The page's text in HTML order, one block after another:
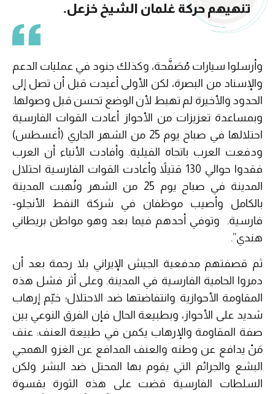
تنهيهم حركة غلمان الشيخ خزعل.
وأرسلوا سيارات مُصَفَّحة، وكذلك جنود في عمليات الدعم
والإسناد من البصرة، لكن الأولى أعيدت قبل أن تصل إلى
الحدود والأخيرة لم تهبط لأن الوضع تحسن قبل وصولها.
وبمساعدة تعزيزات من الأحواز أعادت القوات الفارسية
احتلالها في صباح يوم 25 من الشهر الجاري (أغسطس)
ودفعت العرب باتجاه الفيلية. وأفادت الأنباء أن العرب
فقدوا حوالي 130 قتيلاً وأعادت القوات الفارسية احتلال
المدينة في صباح يوم 25 من الشهر ونُهبت المدينة
بالكامل وأصيب موظفان في شركة النفط الأنجلو-
فارسية. وتوفي أحدهم فيما بعد وهو مواطن بريطاني
هندي”.
ثم قصفتهم مدفعية الجيش الإيراني بلا رحمة بعد أن
دمروا الحامية الفارسية في المدينة. وعلى أثر فشل هذه
المقاومة الأحوازية وانتفاضتها ضد الاحتلال؛ خيّم إرهاب
شديد على الأحواز، وبطبيعة الحال فإن الفرق النوعي بين
صفة المقاومة والإرهاب يكمن في طبيعة العنف: عنف
مَنْ يدافع عن وطنه والعنف المدافع عن الغزو الهمجي
البشع والجرائم التي يقوم بها المحتل ضد البشر ولكن
السلطات الفارسية قضت على هذه الثورة بقسوة